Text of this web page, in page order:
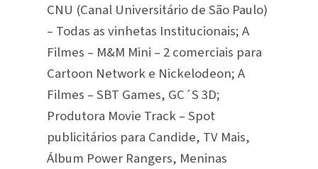
CNU (Canal Universitário de São Paulo)
– Todas as vinhetas Institucionais; A
Filmes – M&M Mini – 2 comerciais para
Cartoon Network e Nickelodeon; A
Filmes – SBT Games, GC´S 3D;
Produtora Movie Track – Spot
publicitários para Candide, TV Mais,
Álbum Power Rangers, Meninas